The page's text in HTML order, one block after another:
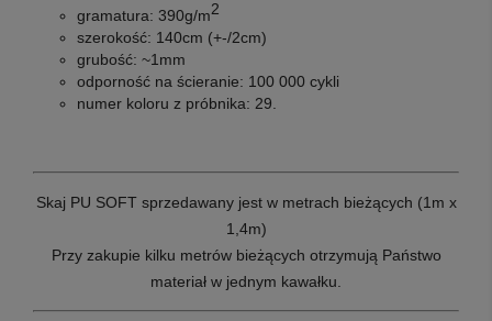
gramatura: 390g/m2
szerokość: 140cm (+-/2cm)
grubość: ~1mm
odporność na ścieranie: 100 000 cykli
numer koloru z próbnika: 29.
Skaj PU SOFT sprzedawany jest w metrach bieżących (1m x
1,4m)
Przy zakupie kilku metrów bieżących otrzymują Państwo
materiał w jednym kawałku.